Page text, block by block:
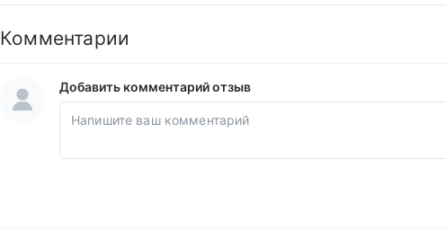
Комментарии
Добавить комментарий отзыв